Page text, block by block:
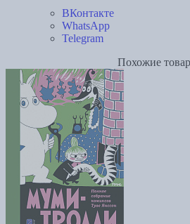
ВКонтакте
WhatsApp
Telegram
Похожие